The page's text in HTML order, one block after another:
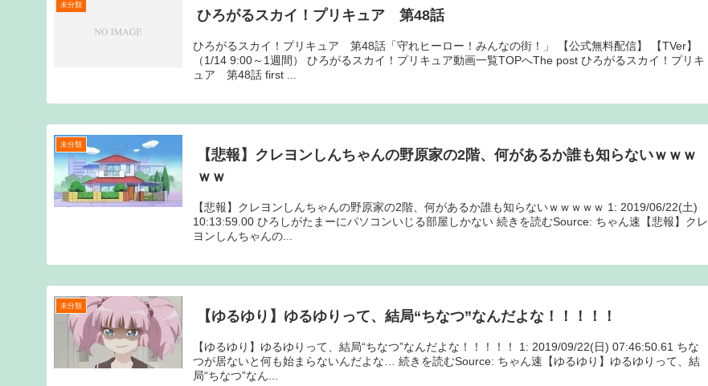
未分類
ひろがるスカイ！プリキュア 第48話
ひろがるスカイ！プリキュア 第48話「守れヒーロー！みんなの街！」 【公式無料配信】 【TVer】
（1/14 9:00～1週間） ひろがるスカイ！プリキュア動画一覧TOPへThe post ひろがるスカイ！プリキ
ュア 第48話 first ...
未分類
【悲報】クレヨンしんちゃんの野原家の2階、何があるか誰も知らないｗｗｗ
ｗｗ
【悲報】クレヨンしんちゃんの野原家の2階、何があるか誰も知らないｗｗｗｗｗ 1: 2019/06/22(土)
10:13:59.00 ひろしがたまーにパソコンいじる部屋しかない 続きを読むSource: ちゃん速【悲報】クレ
ヨンしんちゃんの...
未分類
【ゆるゆり】ゆるゆりって、結局“ちなつ”なんだよな！！！！！
【ゆるゆり】ゆるゆりって、結局“ちなつ”なんだよな！！！！！ 1: 2019/09/22(日) 07:46:50.61 ちな
つが居ないと何も始まらないんだよな… 続きを読むSource: ちゃん速【ゆるゆり】ゆるゆりって、結
局“ちなつ”なん...